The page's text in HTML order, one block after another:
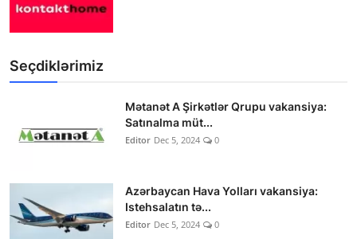
Seçdiklərimiz
Mətanət A Şirkətlər Qrupu vakansiya:
Satınalma müt...
Editor Dec 5, 2024 0
Azərbaycan Hava Yolları vakansiya:
Istehsalatın tə...
Editor Dec 5, 2024 0